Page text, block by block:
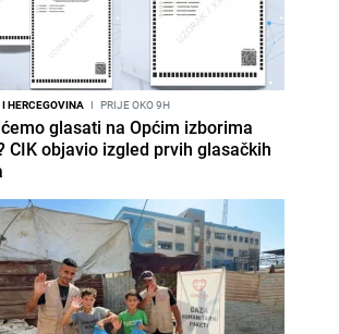
HERCEGOVINA I PRIJE OKO 9H
glasati na Općim izborima
CIK objavio izgled prvih glasačkih